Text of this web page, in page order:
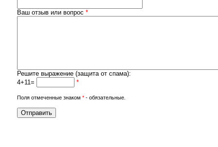
Ваш отзыв или вопрос *
Решите выражение (защита от спама):
4+11=
*
Поля отмеченные знаком * - обязательные.